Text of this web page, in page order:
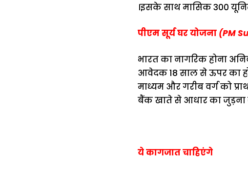
।इसके साथ मासिक 300
पीएम सूर्य घर योजना (PM
भारत का नागरिक होना
आवेदक 18 साल से ऊपर का
माध्यम और गरीब वर्ग को
बैंक खाते से आधार का जुड़ना
ये कागजात चाहिएंगे